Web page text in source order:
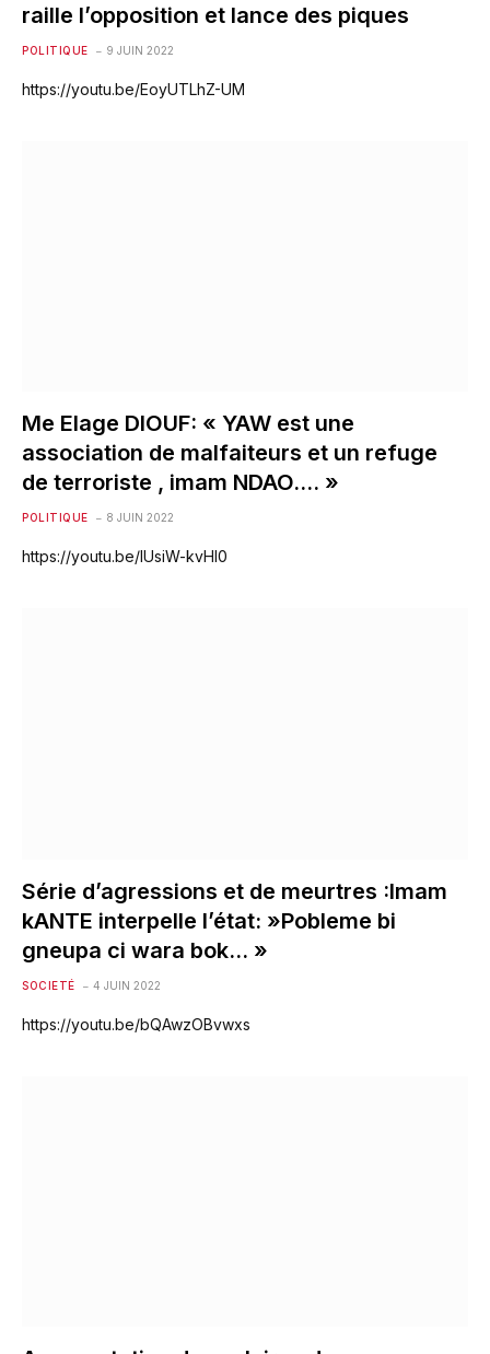
raille l’opposition et lance des piques
POLITIQUE 9 JUIN 2022
https://youtu.be/EoyUTLhZ-UM
Me Elage DIOUF: « YAW est une
association de malfaiteurs et un refuge
de terroriste , imam NDAO…. »
POLITIQUE 8 JUIN 2022
https://youtu.be/IUsiW-kvHl0
Série d’agressions et de meurtres :Imam
kANTE interpelle l’état: »Pobleme bi
gneupa ci wara bok… »
SOCIETÉ 4 JUIN 2022
https://youtu.be/bQAwzOBvwxs